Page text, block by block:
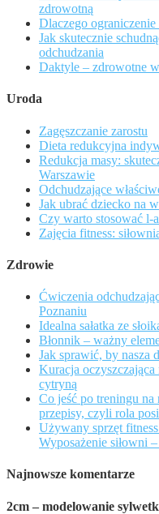
zdrowotną
Dlaczego
Jak skutecznie
odchudzania
Daktyle – zdrowotne
Uroda
Zagęszczanie zarostu
Dieta redukcyjna
Redukcja masy:
Warszawie
Odchudzające
Jak ubrać dziecko na
Czy warto stosować l-
Zajęcia fitness:
Zdrowie
Ćwiczenia
Poznaniu
Idealna sałatka ze
Błonnik – ważny
Jak sprawić, by nasza
Kuracja
cytryną
Co jeść po treningu na
przepisy, czyli rola
Używany sprzęt
Wyposażenie siłowni
Najnowsze komentarze
2cm – modelowanie